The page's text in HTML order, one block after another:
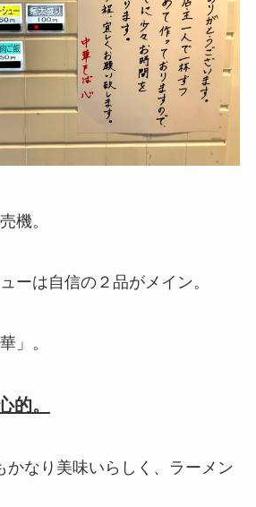
機。
ーは自信の２品がメイン。
」。
的。
かなり美味いらしく、ラーメン